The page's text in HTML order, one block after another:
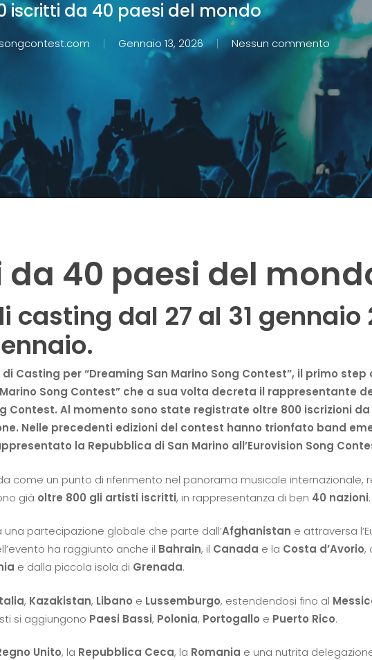
iscritti da 40 paesi del mondo
Gennaio 13, 2026 Nessun commento
40 paesi del
casting dal 27 al 31 gennaio
di Casting per “Dreaming San Marino Song Contest”, il primo
Song Contest” che a sua volta decreta il rappresentante
Contest. Al momento sono state registrate oltre 800 iscrizioni
Nelle precedenti edizioni del contest hanno trionfato band
la Repubblica di San Marino all’Eurovision Song
come un punto di riferimento nel panorama musicale internazionale,
già oltre 800 gli artisti iscritti, in rappresentanza di ben 40 nazioni.
partecipazione globale che parte dall’Afghanistan e attraversa
ha raggiunto anche il Bahrain, il Canada e la Costa d’Avorio,
e dalla piccola isola di Grenada.
, Kazakistan, Libano e Lussemburgo, estendendosi fino al
si aggiungono Paesi Bassi, Polonia, Portogallo e Puerto Rico.
Unito, la Repubblica Ceca, la Romania e una nutrita